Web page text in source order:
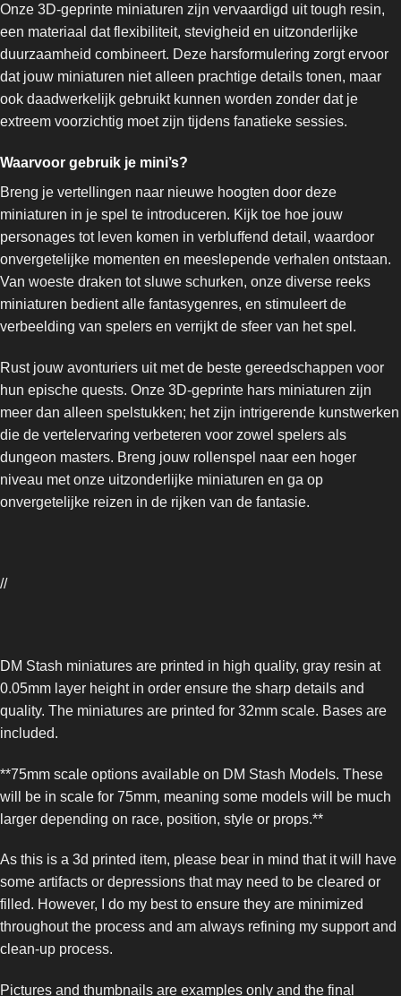
Onze 3D-geprinte miniaturen zijn vervaardigd uit tough resin,
een materiaal dat flexibiliteit, stevigheid en uitzonderlijke
duurzaamheid combineert. Deze harsformulering zorgt ervoor
dat jouw miniaturen niet alleen prachtige details tonen, maar
ook daadwerkelijk gebruikt kunnen worden zonder dat je
extreem voorzichtig moet zijn tijdens fanatieke sessies.
Waarvoor gebruik je mini’s?
Breng je vertellingen naar nieuwe hoogten door deze
miniaturen in je spel te introduceren. Kijk toe hoe jouw
personages tot leven komen in verbluffend detail, waardoor
onvergetelijke momenten en meeslepende verhalen ontstaan.
Van woeste draken tot sluwe schurken, onze diverse reeks
miniaturen bedient alle fantasygenres, en stimuleert de
verbeelding van spelers en verrijkt de sfeer van het spel.
Rust jouw avonturiers uit met de beste gereedschappen voor
hun epische quests. Onze 3D-geprinte hars miniaturen zijn
meer dan alleen spelstukken; het zijn intrigerende kunstwerken
die de vertelervaring verbeteren voor zowel spelers als
dungeon masters. Breng jouw rollenspel naar een hoger
niveau met onze uitzonderlijke miniaturen en ga op
onvergetelijke reizen in de rijken van de fantasie.
//
DM Stash miniatures are printed in high quality, gray resin at
0.05mm layer height in order ensure the sharp details and
quality. The miniatures are printed for 32mm scale. Bases are
included.
**75mm scale options available on DM Stash Models. These
will be in scale for 75mm, meaning some models will be much
larger depending on race, position, style or props.**
As this is a 3d printed item, please bear in mind that it will have
some artifacts or depressions that may need to be cleared or
filled. However, I do my best to ensure they are minimized
throughout the process and am always refining my support and
clean-up process.
Pictures and thumbnails are examples only and the final